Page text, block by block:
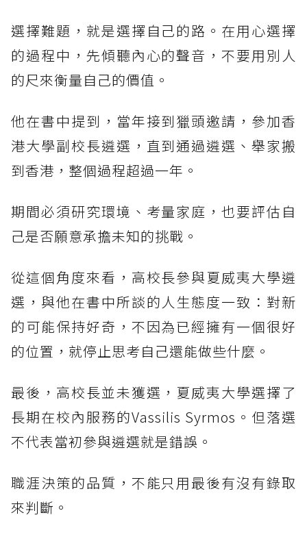
選擇難題，就是選擇自己的路。在用心選擇
的過程中，先傾聽內心的聲音，不要用別人
的尺來衡量自己的價值。
他在書中提到，當年接到獵頭邀請，參加香
港大學副校長遴選，直到通過遴選、舉家搬
到香港，整個過程超過一年。
期間必須研究環境、考量家庭，也要評估自
己是否願意承擔未知的挑戰。
從這個角度來看，高校長參與夏威夷大學遴
選，與他在書中所談的人生態度一致：對新
的可能保持好奇，不因為已經擁有一個很好
的位置，就停止思考自己還能做些什麼。
最後，高校長並未獲選，夏威夷大學選擇了
長期在校內服務的Vassilis Syrmos。但落選
不代表當初參與遴選就是錯誤。
職涯決策的品質，不能只用最後有沒有錄取
來判斷。